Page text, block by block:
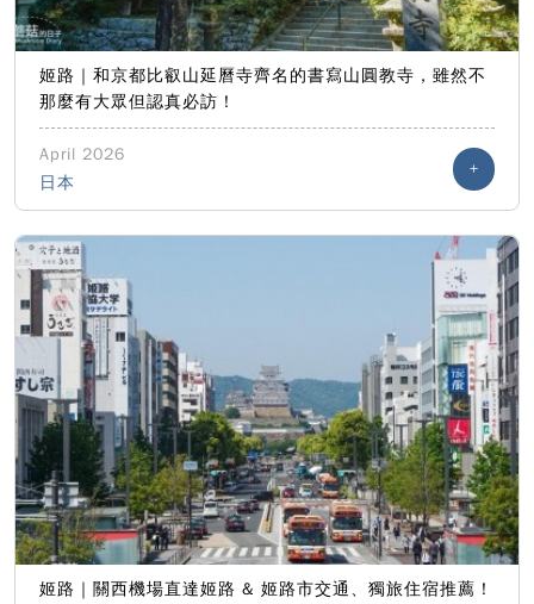
姬路｜和京都比叡山延曆寺齊名的書寫山圓教寺，雖然不
那麼有大眾但認真必訪！
April 2026
日本
+
姬路｜關西機場直達姬路 & 姬路市交通、獨旅住宿推薦！